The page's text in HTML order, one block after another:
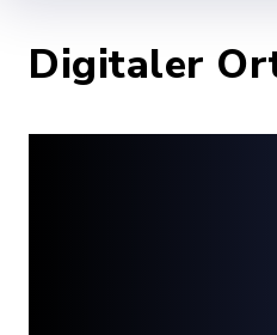
Digitaler